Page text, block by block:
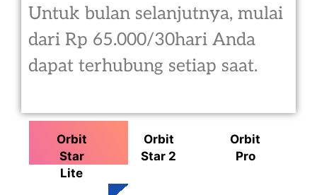
Untuk bulan selanjutnya, mulai
dari Rp 65.000/30hari Anda
dapat terhubung setiap saat.
Orbit
Star
Lite
Orbit
Star 2
Orbit
Pro